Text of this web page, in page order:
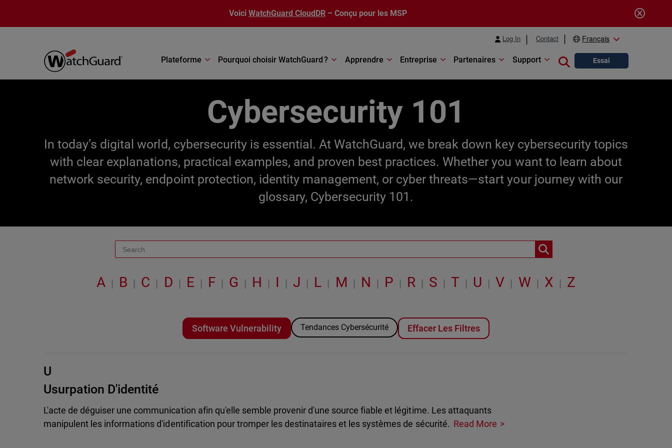
Voici WatchGuard CloudDR – Conçu pour les MSP
Log In Contact Français
Plateforme Pourquoi choisir WatchGuard ? Apprendre Entreprise Partenaires Support Close search
Essai
Cybersecurity 101
In today’s digital world, cybersecurity is essential. At WatchGuard, we break down key cybersecurity topics
with clear explanations, practical examples, and proven best practices. Whether you want to learn about
network security, endpoint protection, identity management, or cyber threats—start your journey with our
glossary, Cybersecurity 101.
A | B | C | D | E | F | G | H | I | J | L | M | N | P | R | S | T | U | V | W | X | Z
Software Vulnerability Tendances Cybersécurité Effacer Les Filtres
U
Usurpation D'identité
L'acte de déguiser une communication afin qu'elle semble provenir d'une source fiable et légitime. Les attaquants
manipulent les informations d'identification pour tromper les destinataires et les systèmes de sécurité. Read More